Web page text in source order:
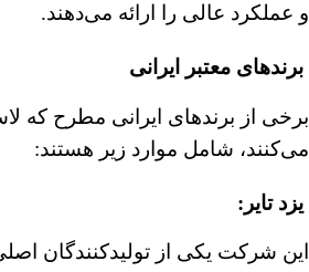
و عملکرد عالی را ارائه می‌دهند.
برندهای معتبر ایرانی
می‌کنند، شامل موارد زیر هستند:
یزد تایر :
این شرکت یکی از تولیدکنندگان